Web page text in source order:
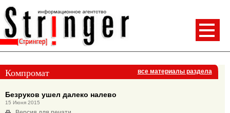
Компромат все материалы раздела
Безруков ушел далеко налево
15 Июня 2015